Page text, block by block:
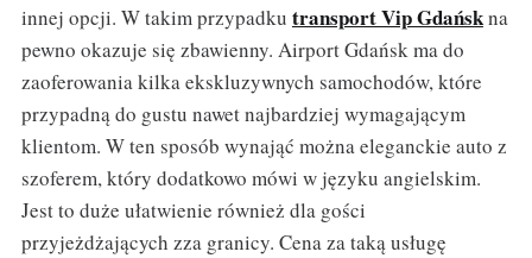
innej opcji. W takim przypadku transport Vip Gdańskna
pewno okazuje się zbawienny. Airport Gdańsk ma do
zaoferowania kilka ekskluzywnych samochodów, które
przypadną do gustu nawet najbardziej wymagającym
klientom. W ten sposób wynająć można eleganckie auto z
szoferem, który dodatkowo mówi w języku angielskim.
Jest to duże ułatwienie również dla gości
przyjeżdżających zza granicy. Cena za taką usługę